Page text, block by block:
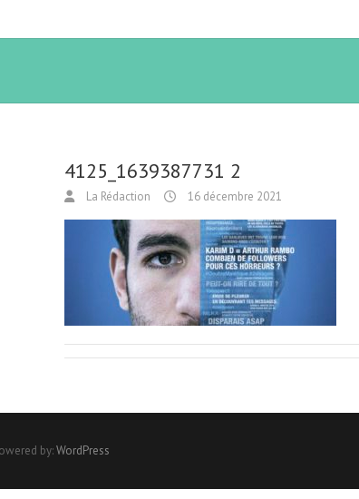
4125_1639387731 2
La Rédaction 16 décembre 2021
by:WordPress